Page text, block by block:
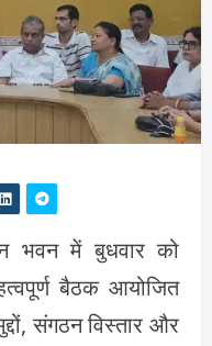
भवन में बुधवार को
बैठक आयोजित
संगठन विस्तार और